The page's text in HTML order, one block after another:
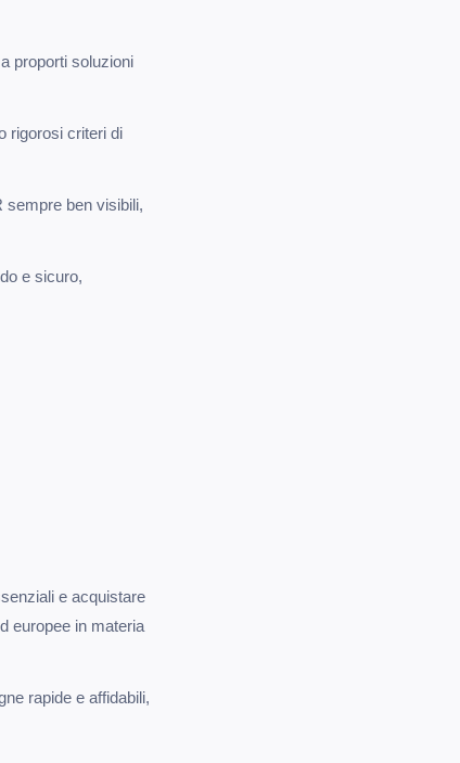
proporti soluzioni
rigorosi criteri di
sempre ben visibili,
e sicuro,
e acquistare
europee in materia
rapide e affidabili,